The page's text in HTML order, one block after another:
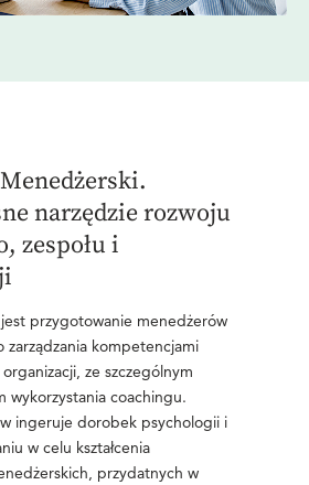
narzędzie rozwoju
zespołu i
przygotowanie menedżerów
zarządzania kompetencjami
ze szczególnym
wykorzystania coachingu.
ingeruje dorobek psychologii i
w celu kształcenia
przydatnych w